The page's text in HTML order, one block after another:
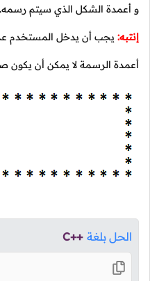
و أعمدة الشكل الذي سيتم رسمه.
إنتبه: يجب أن يدخل المستخدم
أعمدة الرسمة لا يمكن أن يكون
الحل بلغة C++